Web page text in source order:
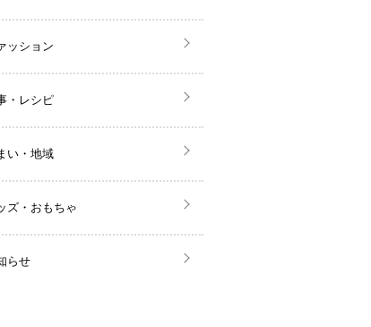
ッション
・レシピ
い・地域
ズ・おもちゃ
らせ